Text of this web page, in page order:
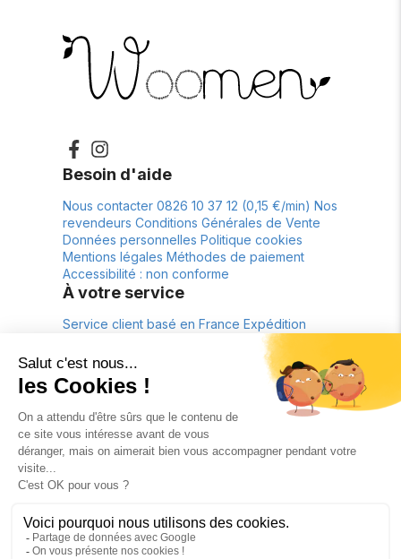
Besoin d'aide
Nous contacter 0826 10 37 12 (0,15 €/min) Nos
revendeurs Conditions Générales de Vente
Données personnelles Politique cookies
Mentions légales Méthodes de paiement
Accessibilité : non conforme
À votre service
Service client basé en France Expédition
Livraison offerte* Retour
gratuit pendant 30 jours*
À propos
La marque Lookbook